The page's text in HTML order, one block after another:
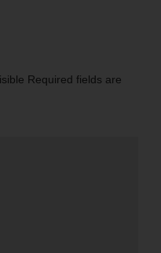
Required fields are